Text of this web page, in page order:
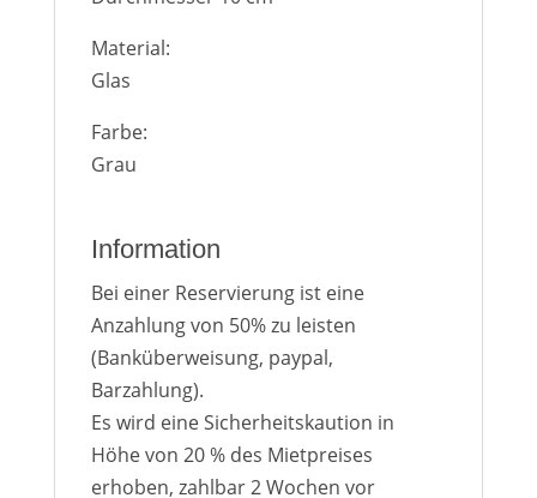
Material:
Glas
Farbe:
Grau
Information
Bei einer Reservierung ist eine
Anzahlung von 50% zu leisten
(Banküberweisung, paypal,
Barzahlung).
Es wird eine Sicherheitskaution in
Höhe von 20 % des Mietpreises
erhoben, zahlbar 2 Wochen vor